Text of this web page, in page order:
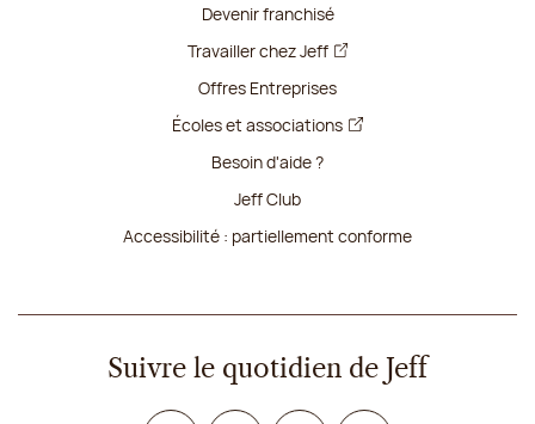
Devenir franchisé
Travailler chez Jeff
Offres Entreprises
Écoles et associations
Besoin d'aide ?
Jeff Club
Accessibilité : partiellement conforme
Suivre le quotidien de Jeff